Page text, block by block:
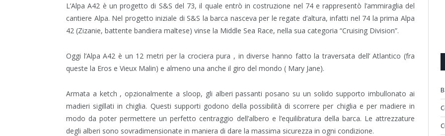
L’Alpa A42 è un progetto di S&S del 73, il quale entrò in costruzione nel 74 e rappresentò l’ammiraglia del
cantiere Alpa. Nel progetto iniziale di S&S la barca nasceva per le regate d’altura, infatti nel 74 la prima Alpa
42 (Zizanie, battente bandiera maltese) vinse la Middle Sea Race, nella sua categoria “Cruising Division”.
Oggi l’Alpa A42 è un 12 metri per la crociera pura , in diverse hanno fatto la traversata dell’ Atlantico (fra
queste la Eros e Vieux Malin) e almeno una anche il giro del mondo ( Mary Jane).
Armata a ketch , opzionalmente a sloop, gli alberi passanti posano su un solido supporto imbullonato ai
madieri sigillati in chiglia. Questi supporti godono della possibilità di scorrere per chiglia e per madiere in
modo da poter permettere un perfetto centraggio dell’albero e l’equilibratura della barca. Le attrezzature
degli alberi sono sovradimensionate in maniera di dare la massima sicurezza in ogni condizione.